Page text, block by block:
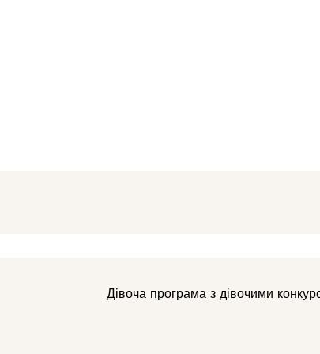
Дівоча програма з дівочими